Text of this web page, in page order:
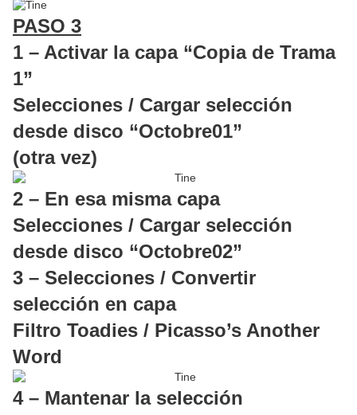
PASO 3
1 – Activar la capa “Copia de Trama
1”
Selecciones / Cargar selección
desde disco “Octobre01”
(otra vez)
2 – En esa misma capa
Selecciones / Cargar selección
desde disco “Octobre02”
3 – Selecciones / Convertir
selección en capa
Filtro Toadies / Picasso’s Another
Word
4 – Mantenar la selección